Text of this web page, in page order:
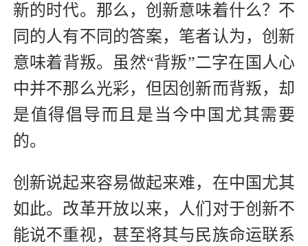
新的时代。那么，创新意味着什么？不
同的人有不同的答案，笔者认为，创新
意味着背叛。虽然“背叛”二字在国人心
中并不那么光彩，但因创新而背叛，却
是值得倡导而且是当今中国尤其需要
的。
创新说起来容易做起来难，在中国尤其
如此。改革开放以来，人们对于创新不
能说不重视，甚至将其与民族命运联系